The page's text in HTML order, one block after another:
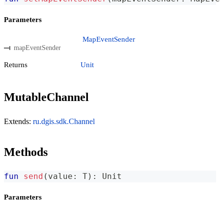
Parameters
mapEventSender
MapEventSender
Returns Unit
MutableChannel
Extends: ru.dgis.sdk.Channel
Methods
fun send ( value : T) : Unit
Parameters